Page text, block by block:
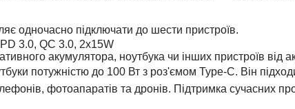
одночасно підключати до шести пристроїв.
3.0, QC 3.0, 2x15W
акумулятора, ноутбука чи інших пристроїв від
потужністю до 100 Вт з роз'ємом Type-C. Він
фотоапаратів та дронів. Підтримка сучасних